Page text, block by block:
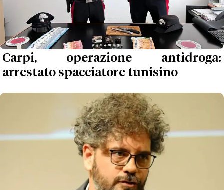
Carpi, operazione antidroga:
arrestato spacciatore tunisino